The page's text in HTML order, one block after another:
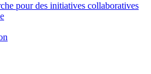
pour des initiatives collaboratives